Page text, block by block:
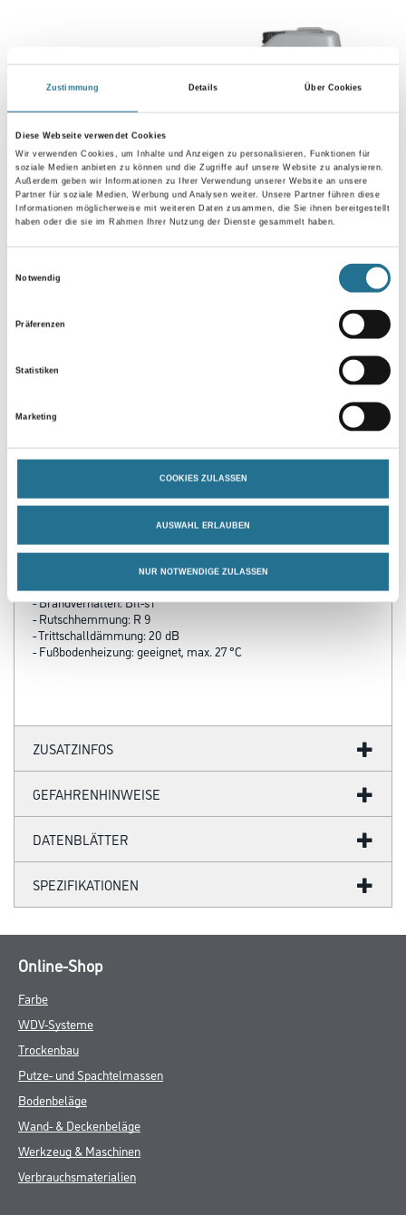
Zustimmung Details Über Cookies
Diese Webseite verwendet Cookies
Wir verwenden Cookies, um Inhalte und Anzeigen zu personalisieren, Funktionen für
soziale Medien anbieten zu können und die Zugriffe auf unsere Website zu analysieren.
Außerdem geben wir Informationen zu Ihrer Verwendung unserer Website an unsere
Partner für soziale Medien, Werbung und Analysen weiter. Unsere Partner führen diese
Informationen möglicherweise mit weiteren Daten zusammen, die Sie ihnen bereitgestellt
haben oder die sie im Rahmen Ihrer Nutzung der Dienste gesammelt haben.
Notwendig
Präferenzen
Statistiken
Marketing
COOKIES ZULASSEN
AUSWAHL ERLAUBEN
NUR NOTWENDIGE ZULASSEN
Döllken Cubu 60 1013 weiß
2,50mt Kernsockelleiste
flex life (5012)
2003-002204
MPlus MultiVorstrich 10,0
kg EC1 Plus & Blauer
Engel NEU
8001-003349
- Belagsart: Designbelag
- Abmessung: 748 x 478 mm
- Gesamtstärke: 5,50 mm
- Inhalt je Pak.: 2,15 m²
- Inhalt je Pal.: 103,20 m²
- Nutzschicht: 0,40 mm
- Oberflächenvergütung: PUR
- Brandverhalten: Bfl-s1
- Rutschhemmung: R 9
- Trittschalldämmung: 20 dB
- Fußbodenheizung: geeignet, max. 27 °C
ZUSATZINFOS
GEFAHRENHINWEISE
DATENBLÄTTER
SPEZIFIKATIONEN
Online-Shop
Farbe
WDV-Systeme
Trockenbau
Putze- und Spachtelmassen
Bodenbeläge
Wand- & Deckenbeläge
Werkzeug & Maschinen
Verbrauchsmaterialien